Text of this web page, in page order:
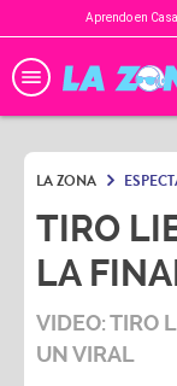
Aprendo en Casa
LA ZONA
TIRO
LA
VIDEO: TIRO
UN VIRAL